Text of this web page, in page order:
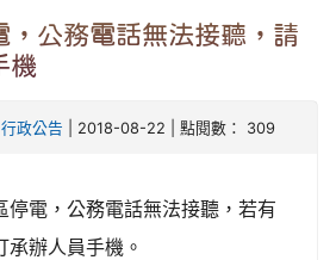
，公務電話無法接聽，請
機
行政公告 | 2018-08-22 | 點閱數： 309
停電，公務電話無法接聽，若有
辦人員手機。